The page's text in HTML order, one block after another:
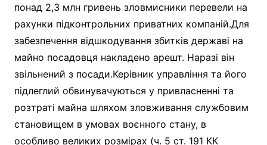
понад 2,3 млн гривень зловмисники перевели на
рахунки підконтрольних приватних компаній.Для
забезпечення відшкодування збитків державі на
майно посадовця накладено арешт. Наразі він
звільнений з посади.Керівник управління та його
підлеглий обвинувачуються у привласненні та
розтраті майна шляхом зловживання службовим
становищем в умовах воєнного стану, в
особливо великих розмірах (ч. 5 ст. 191 КК